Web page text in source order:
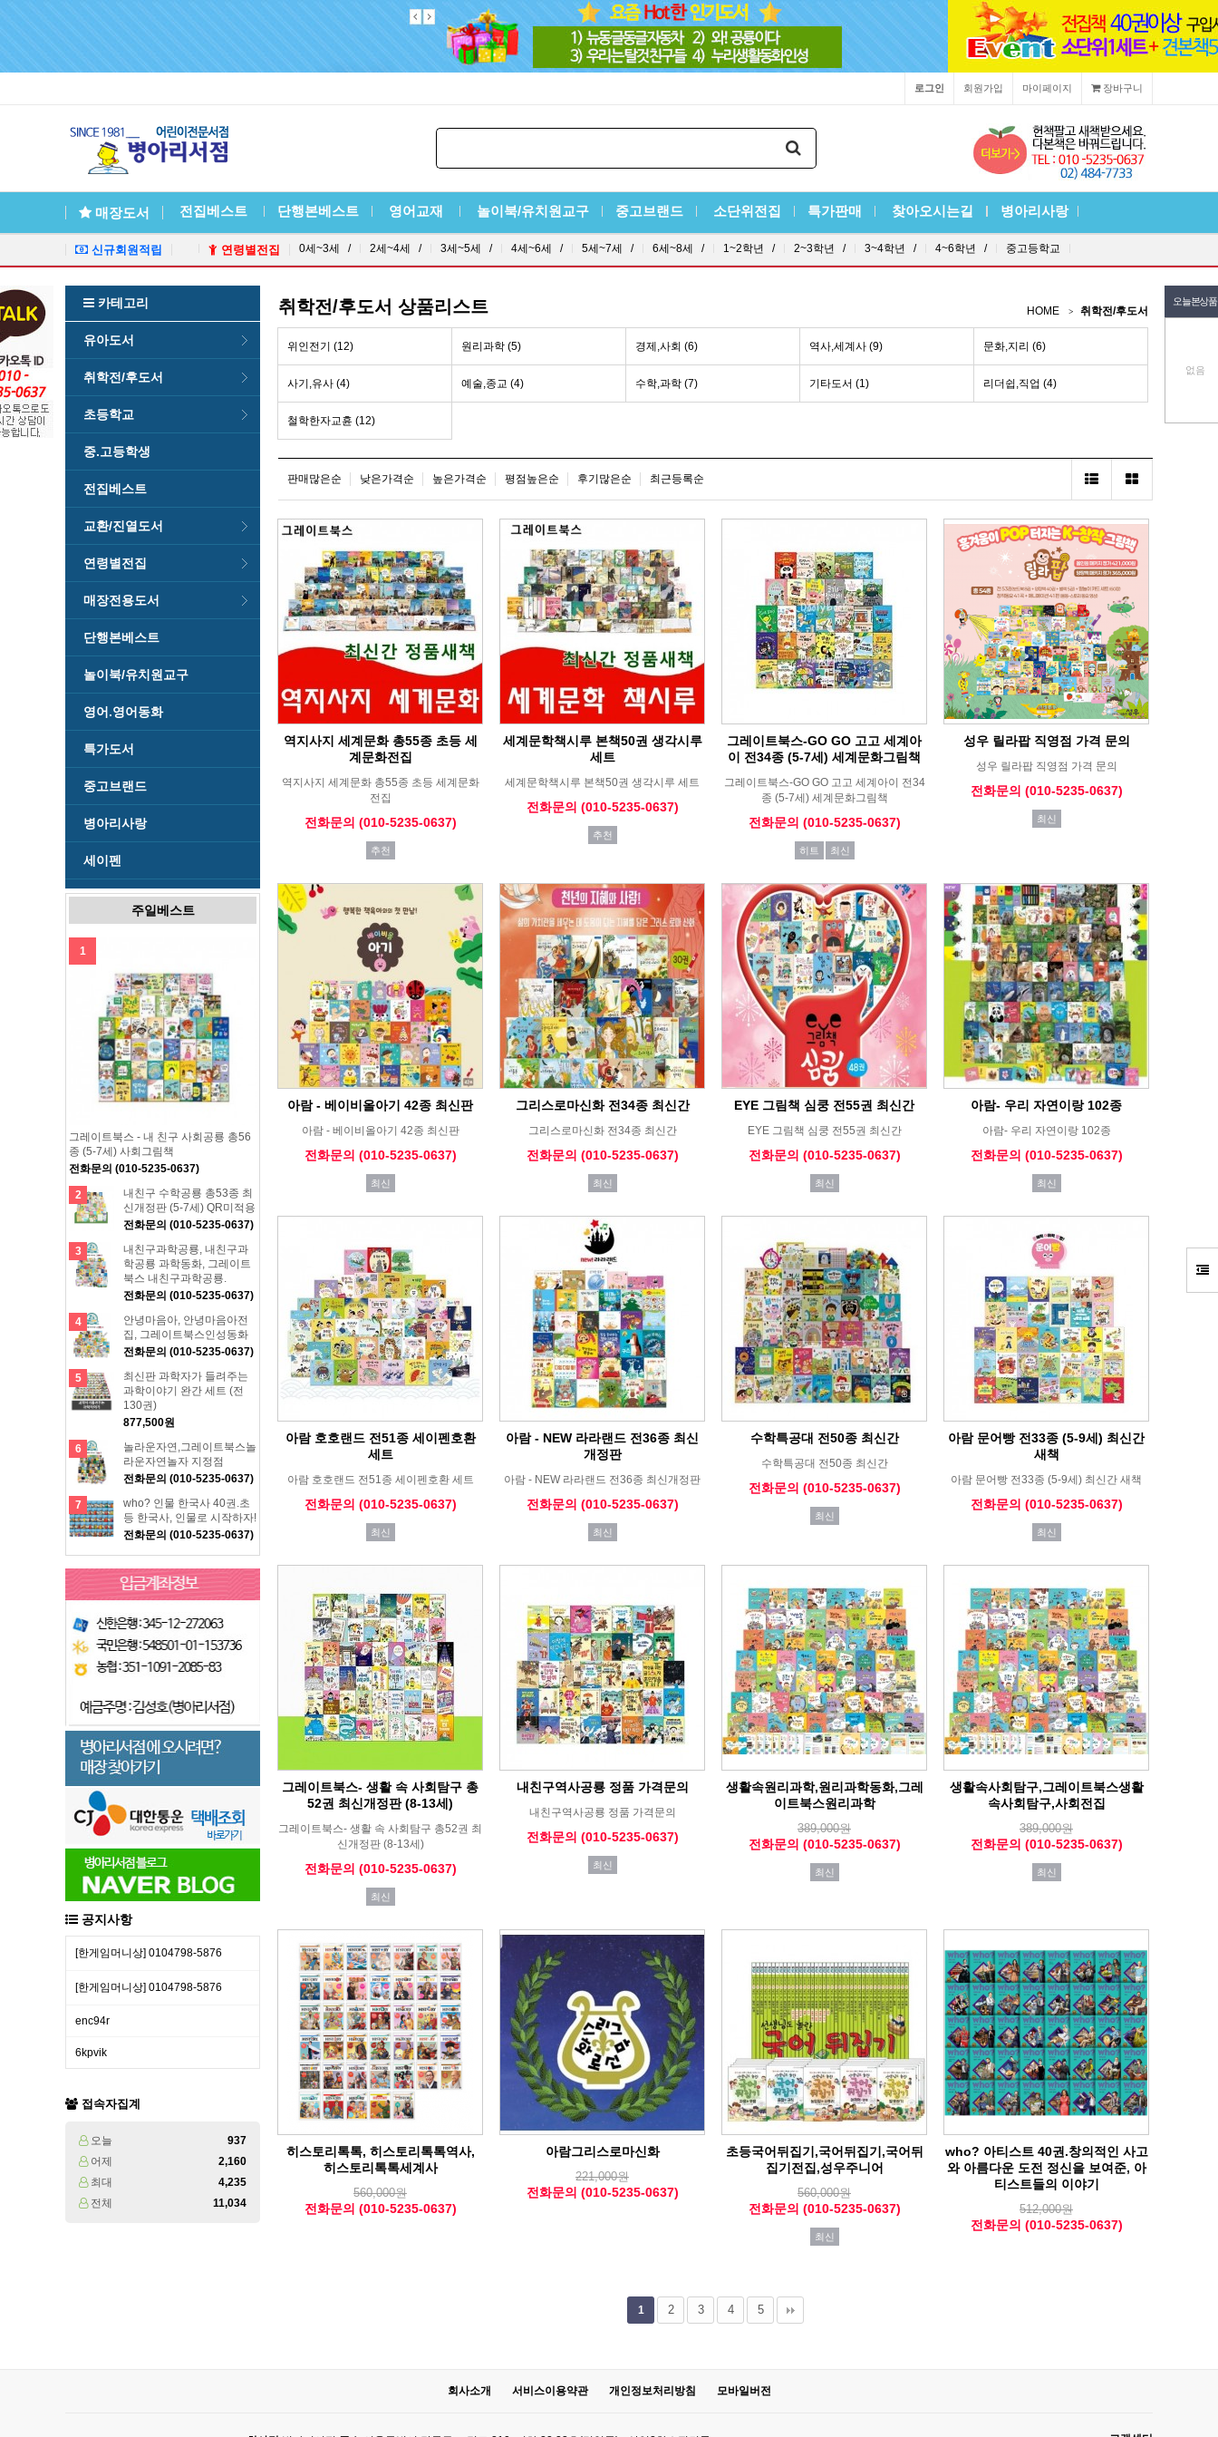
장바구니
마이페이지
회원가입
로그인
매장도서 전집베스트 단행본베스트 영어교재 놀이북/유치원교구 중고브랜드 소단위전집 특가판매 찾아오시는길 병아리사랑
신규회원적립 연령별전집 0세~3세 / 2세~4세 / 3세~5세 / 4세~6세 / 5세~7세 / 6세~8세 / 1~2학년 / 2~3학년 / 3~4학년 / 4~6학년 / 중고등학교
카테고리
유아도서
취학전/후도서
초등학교
중.고등학생
전집베스트
교환/진열도서
연령별전집
매장전용도서
단행본베스트
놀이북/유치원교구
영어.영어동화
특가도서
중고브랜드
병아리사랑
세이펜
주일베스트
1
그레이트북스 - 내 친구 사회공룡 총56
종 (5-7세) 사회그림책
전화문의 (010-5235-0637)
2
내친구 수학공룡 총53종 최
신개정판 (5-7세) QR미적용
전화문의 (010-5235-0637)
3
내친구과학공룡, 내친구과
학공룡 과학동화, 그레이트
북스 내친구과학공룡.
전화문의 (010-5235-0637)
4
안녕마음아, 안녕마음아전
집, 그레이트북스인성동화
전화문의 (010-5235-0637)
5
최신판 과학자가 들려주는
과학이야기 완간 세트 (전
130권)
877,500원
6
놀라운자연,그레이트북스놀
라운자연놀자 지정점
전화문의 (010-5235-0637)
7
who? 인물 한국사 40권.초
등 한국사, 인물로 시작하자!
전화문의 (010-5235-0637)
공지사항
[한​게임​머니​상] 01​04​79​8-​58​76
[한​게임​머니​상] 01​04​79​8-​58​76
enc94r
6kpvik
접속자집계
오늘
937
어제
2,160
최대
4,235
전체
11,034
오늘본상품
없음
취학전/후도서 상품리스트 HOME 취학전/후도서
위인전기 (12) 원리과학 (5) 경제,사회 (6) 역사,세계사 (9) 문화,지리 (6)
사기,유사 (4) 예술,종교 (4) 수학,과학 (7) 기타도서 (1) 리더쉽,직업 (4)
철학한자교휸 (12)
판매많은순 낮은가격순 높은가격순 평점높은순 후기많은순 최근등록순
역지사지 세계문화 총55종 초등 세
계문화전집
역지사지 세계문화 총55종 초등 세계문화
전집
전화문의 (010-5235-0637)
추천
세계문학책시루 본책50권 생각시루
세트
세계문학책시루 본책50권 생각시루 세트
전화문의 (010-5235-0637)
추천
그레이트북스-GO GO 고고 세계아
이 전34종 (5-7세) 세계문화그림책
그레이트북스-GO GO 고고 세계아이 전34
종 (5-7세) 세계문화그림책
전화문의 (010-5235-0637)
히트 최신
성우 릴라팝 직영점 가격 문의
성우 릴라팝 직영점 가격 문의
전화문의 (010-5235-0637)
최신
아람 - 베이비올아기 42종 최신판
아람 - 베이비올아기 42종 최신판
전화문의 (010-5235-0637)
최신
그리스로마신화 전34종 최신간
그리스로마신화 전34종 최신간
전화문의 (010-5235-0637)
최신
EYE 그림책 심쿵 전55권 최신간
EYE 그림책 심쿵 전55권 최신간
전화문의 (010-5235-0637)
최신
아람- 우리 자연이랑 102종
아람- 우리 자연이랑 102종
전화문의 (010-5235-0637)
최신
아람 호호랜드 전51종 세이펜호환
세트
아람 호호랜드 전51종 세이펜호환 세트
전화문의 (010-5235-0637)
최신
아람 - NEW 라라랜드 전36종 최신
개정판
아람 - NEW 라라랜드 전36종 최신개정판
전화문의 (010-5235-0637)
최신
수학특공대 전50종 최신간
수학특공대 전50종 최신간
전화문의 (010-5235-0637)
최신
아람 문어빵 전33종 (5-9세) 최신간
새책
아람 문어빵 전33종 (5-9세) 최신간 새책
전화문의 (010-5235-0637)
최신
그레이트북스- 생활 속 사회탐구 총
52권 최신개정판 (8-13세)
그레이트북스- 생활 속 사회탐구 총52권 최
신개정판 (8-13세)
전화문의 (010-5235-0637)
최신
내친구역사공룡 정품 가격문의
내친구역사공룡 정품 가격문의
전화문의 (010-5235-0637)
최신
생활속원리과학,원리과학동화,그레
이트북스원리과학
389,000원
전화문의 (010-5235-0637)
최신
생활속사회탐구,그레이트북스생활
속사회탐구,사회전집
389,000원
전화문의 (010-5235-0637)
최신
히스토리톡톡, 히스토리톡톡역사,
히스토리톡톡세계사
560,000원
전화문의 (010-5235-0637)
아람그리스로마신화
221,000원
전화문의 (010-5235-0637)
초등국어뒤집기,국어뒤집기,국어뒤
집기전집,성우주니어
560,000원
전화문의 (010-5235-0637)
최신
who? 아티스트 40권.창의적인 사고
와 아름다운 도전 정신을 보여준, 아
티스트들의 이야기
512,000원
전화문의 (010-5235-0637)
1 2 3 4 5
회사소개 서비스이용약관 개인정보처리방침 모바일버전